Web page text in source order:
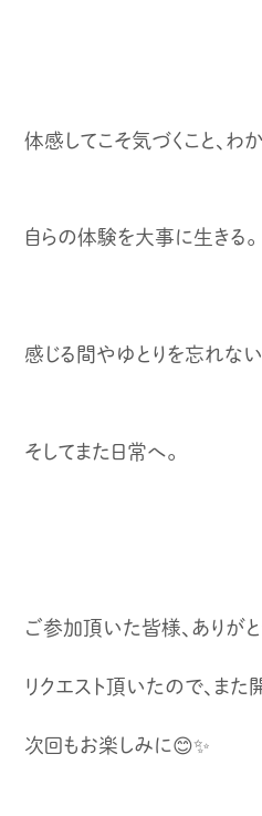
体感してこそ気づくこと、わ
自らの体験を大事に生きる。
感じる間やゆとりを忘れな
そしてまた日常へ。
ご参加頂いた皆様、ありが
リクエスト頂いたので、また
次回もお楽しみに😊✨